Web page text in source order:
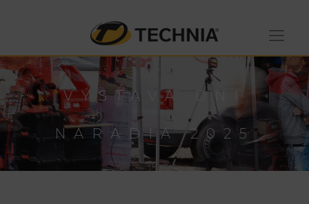
VÝSTAVA DNI
NÁRADIA 2025